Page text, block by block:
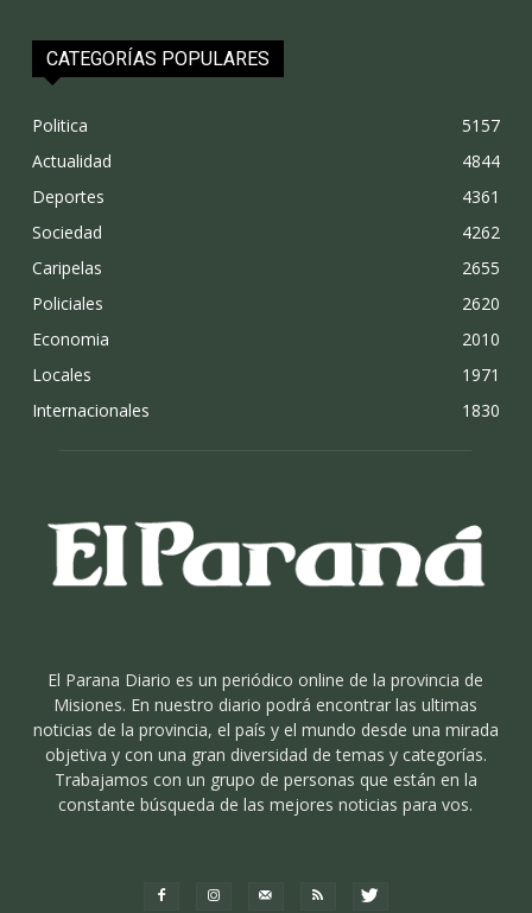
CATEGORÍAS POPULARES
Politica
5157
Actualidad
4844
Deportes
4361
Sociedad
4262
Caripelas
2655
Policiales
2620
Economia
2010
Locales
1971
Internacionales
1830
El Parana Diario es un periódico online de la provincia de
Misiones. En nuestro diario podrá encontrar las ultimas
noticias de la provincia, el país y el mundo desde una mirada
objetiva y con una gran diversidad de temas y categorías.
Trabajamos con un grupo de personas que están en la
constante búsqueda de las mejores noticias para vos.